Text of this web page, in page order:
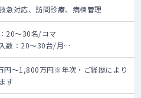
急対応、訪問診療、病棟管理
20～30名/コマ
数：20～30台/月
度：病棟10人～20名程度
診2コマ、夜診1コマ ※救急対応も
：10件程度/日（免除も相談可能）
円～1,800万円※年次・ご経歴により
す